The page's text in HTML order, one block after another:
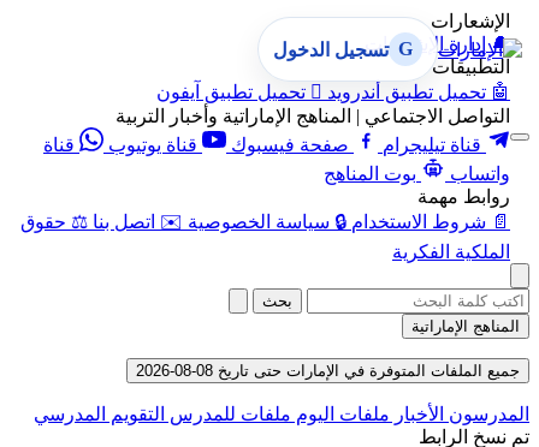
الإشعارات
🔔 إدارة الإشعارات
التطبيقات
🤖 تحميل تطبيق أندرويد  تحميل تطبيق آيفون
التواصل الاجتماعي | المناهج الإماراتية وأخبار التربية
قناة تيليجرام
صفحة فيسبوك قناة يوتيوب
قناة
واتساب
بوت المناهج
روابط مهمة
📄 شروط الاستخدام 🔒 سياسة الخصوصية ✉️ اتصل بنا ⚖️ حقوق
الملكية الفكرية
G تسجيل الدخول
بحث
المناهج الإماراتية
جميع الملفات المتوفرة في الإمارات حتى تاريخ 08-08-2026
المدرسون الأخبار ملفات اليوم ملفات للمدرس التقويم المدرسي
تم نسخ الرابط